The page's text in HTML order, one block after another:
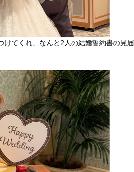
けてくれ、なんと2人の結婚誓約書の見届